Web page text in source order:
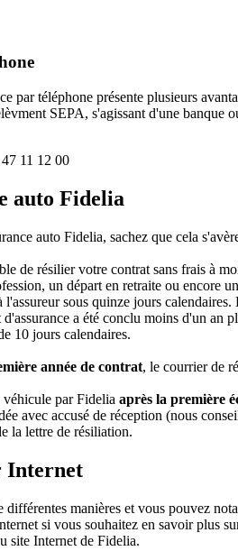
par téléphone présente plusieurs
SEPA, s'agissant d'une banque
11 12 00
auto Fidelia
auto Fidelia, sachez que cela
de résilier votre contrat sans frais à
un départ en retraite ou encore
sous quinze jours
d'assurance a été conclu moins d'un
10 jours calendaires.
année de contrat, le courrier de
par Fidelia après la première
avec accusé de réception (nous
la lettre de résiliation.
Internet
manières et vous pouvez
si vous souhaitez en savoir
site Internet de Fidelia.